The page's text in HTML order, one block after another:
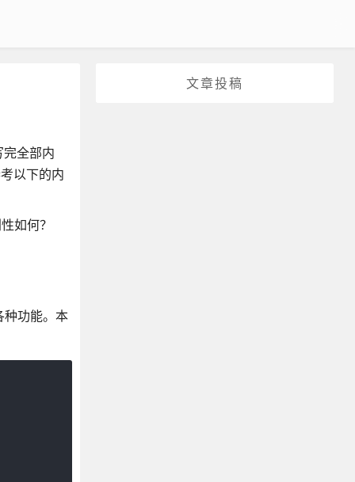
文章投稿
全部内
以下的内
如何？
种功能。本